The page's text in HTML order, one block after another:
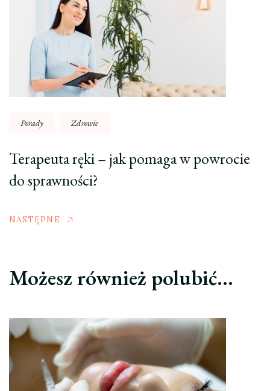
Porady Zdrowie
Terapeuta ręki – jak pomaga w powrocie
do sprawności?
NASTĘPNE
Możesz również polubić…